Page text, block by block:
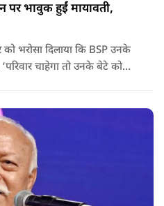
पर भावुक हुईं मायावती,
भरोसा दिलाया कि BSP उनके
चाहेगा तो उनके बेटे को